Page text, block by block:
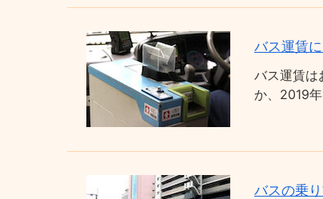
バス運賃
バス運賃は
か、2019
バスの乗